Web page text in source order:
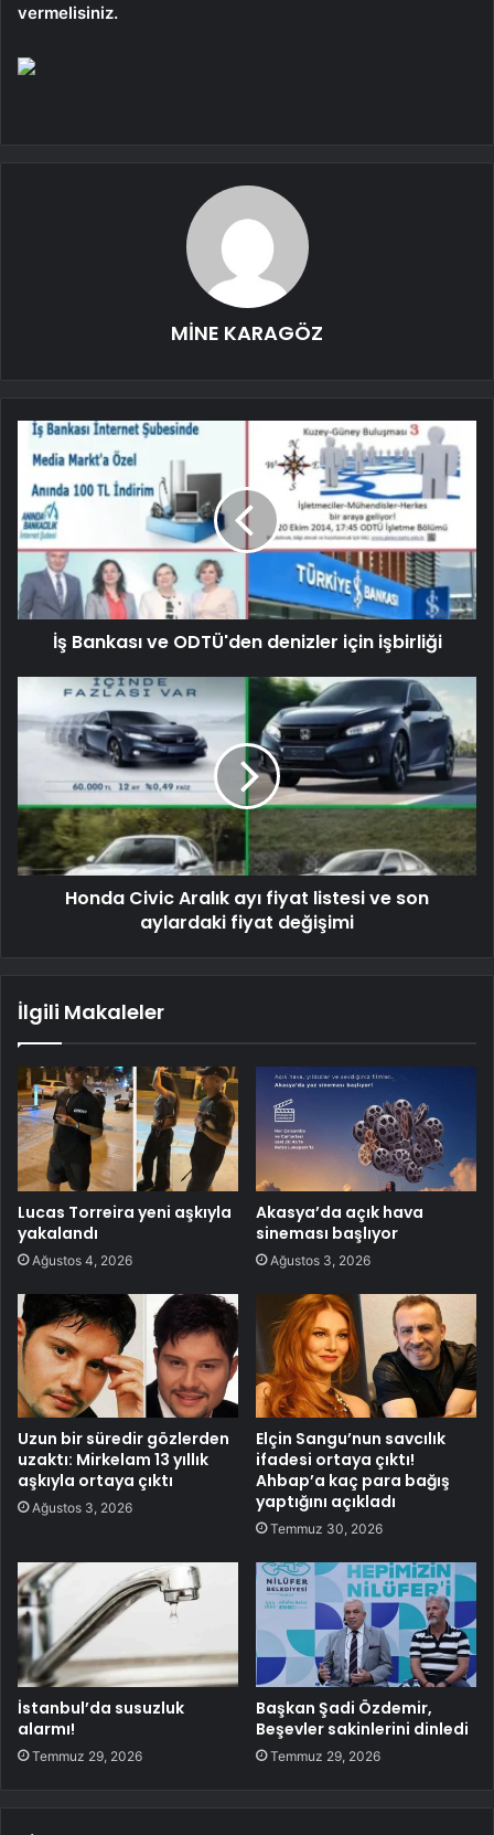
vermelisiniz.
MİNE KARAGÖZ
İş Bankası ve ODTÜ'den denizler için işbirliği
Honda Civic Aralık ayı fiyat listesi ve son
aylardaki fiyat değişimi
İlgili Makaleler
Lucas Torreira yeni aşkıyla
yakalandı
Ağustos 4, 2026
Akasya’da açık hava
sineması başlıyor
Ağustos 3, 2026
Uzun bir süredir gözlerden
uzaktı: Mirkelam 13 yıllık
aşkıyla ortaya çıktı
Ağustos 3, 2026
Elçin Sangu’nun savcılık
ifadesi ortaya çıktı!
Ahbap’a kaç para bağış
yaptığını açıkladı
Temmuz 30, 2026
İstanbul’da susuzluk
alarmı!
Temmuz 29, 2026
Başkan Şadi Özdemir,
Beşevler sakinlerini dinledi
Temmuz 29, 2026